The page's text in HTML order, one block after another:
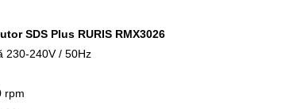
SDS Plus RURIS RMX3026
230-240V / 50Hz
rpm